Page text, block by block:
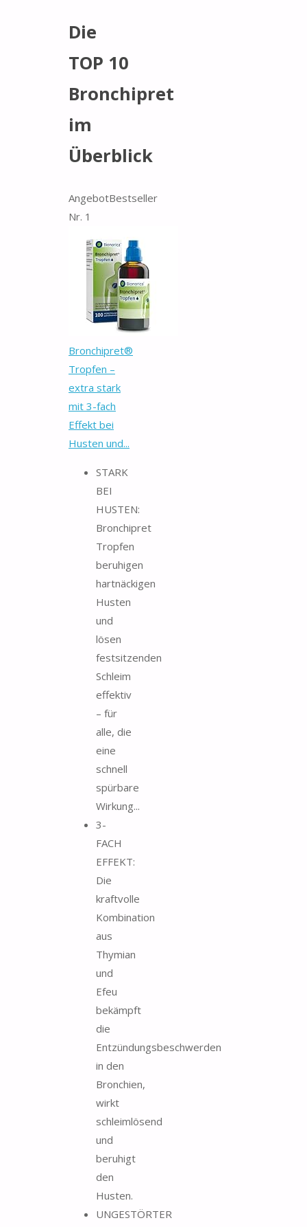
Die
TOP 10
Bronchipret
im
Überblick
AngebotBestseller
Nr. 1
Bronchipret®
Tropfen –
extra stark
mit 3-fach
Effekt bei
Husten und...
STARK
BEI
HUSTEN:
Bronchipret
Tropfen
beruhigen
hartnäckigen
Husten
und
lösen
festsitzenden
Schleim
effektiv
– für
alle, die
eine
schnell
spürbare
Wirkung...
3-
FACH
EFFEKT:
Die
kraftvolle
Kombination
aus
Thymian
und
Efeu
bekämpft
die
Entzündungsbeschwerden
in den
Bronchien,
wirkt
schleimlösend
und
beruhigt
den
Husten.
UNGESTÖRTER